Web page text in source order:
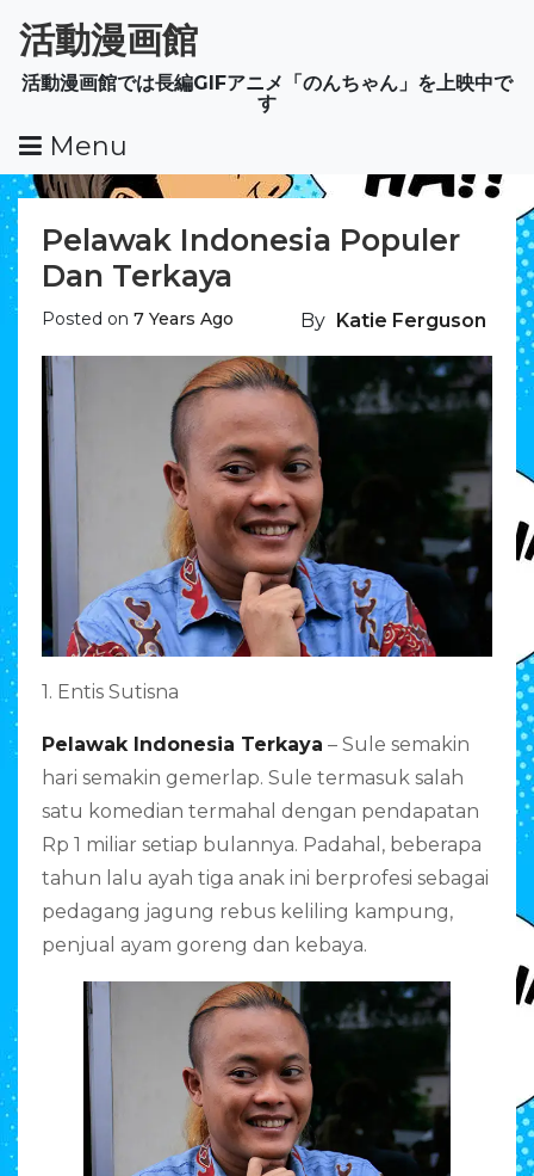
To
Content
活動漫画館
活動漫画館では長編GIFアニメ「のんちゃん」を上映中で
す
Menu
Pelawak Indonesia Populer
Dan Terkaya
Posted on 7 Years Ago By Katie Ferguson
1. Entis Sutisna
Pelawak Indonesia Terkaya – Sule semakin
hari semakin gemerlap. Sule termasuk salah
satu komedian termahal dengan pendapatan
Rp 1 miliar setiap bulannya. Padahal, beberapa
tahun lalu ayah tiga anak ini berprofesi sebagai
pedagang jagung rebus keliling kampung,
penjual ayam goreng dan kebaya.